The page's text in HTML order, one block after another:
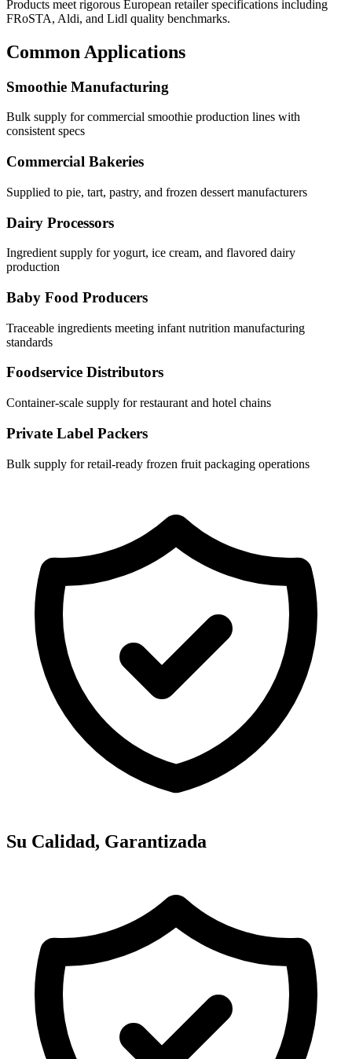
Products meet rigorous European retailer specifications including
FRoSTA, Aldi, and Lidl quality benchmarks.
Common Applications
Smoothie Manufacturing
Bulk supply for commercial smoothie production lines with
consistent specs
Commercial Bakeries
Supplied to pie, tart, pastry, and frozen dessert manufacturers
Dairy Processors
Ingredient supply for yogurt, ice cream, and flavored dairy
production
Baby Food Producers
Traceable ingredients meeting infant nutrition manufacturing
standards
Foodservice Distributors
Container-scale supply for restaurant and hotel chains
Private Label Packers
Bulk supply for retail-ready frozen fruit packaging operations
Su Calidad, Garantizada